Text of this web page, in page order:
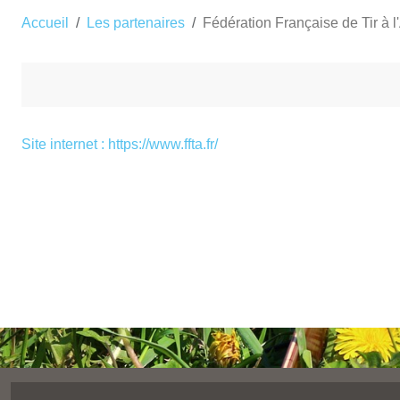
Accueil Les partenaires Fédération Française de Tir à
Site internet : https://www.ffta.fr/